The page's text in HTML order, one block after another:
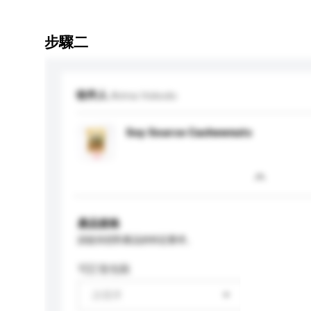
步驟二
收件人
Soy Source Cashewnuts
產品規格
可訂造包裝